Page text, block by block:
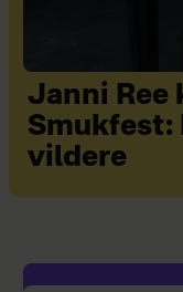
Janni Ree
Smukfest:
vildere